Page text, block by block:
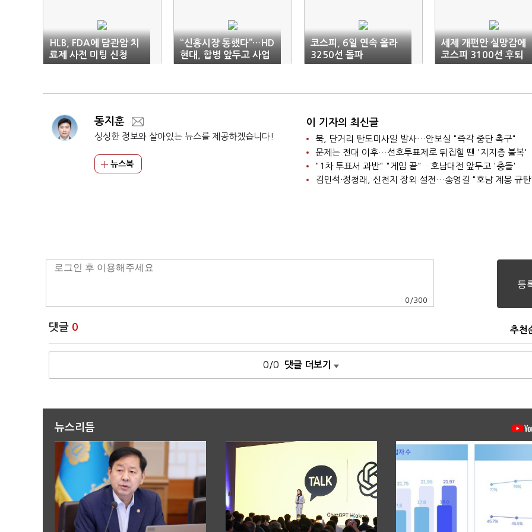
HLB, FDA에 담관암 치
료제 사전 미팅 신청
“신흥시장 통했다”…HD
현대, 합병 앞두고 사업
회복세
코스피, 6일 연속 올라
3250선 돌파
세제 개편안 실망감에
코스피 3100선 후퇴
동지훈
싱싱한 정보와 살아있는 뉴스를 제공하겠습니다!
뉴스북
이 기자의 최신글
북, 단거리 탄도미사일 발사…안보실 "즉각 중단 촉구"
문제는 전대 이후…선호투표제로 뒤집힐 땐 '지지층 불복'
"1차 투표서 과반" "게임 끝"…호남대전 앞두고 '충돌'
김민석·정청래, 신천지 장외 설전…송영길 "호남 계몽 규
0 /300
댓글 0 추천
0/0 댓글 더보기
뉴스리듬